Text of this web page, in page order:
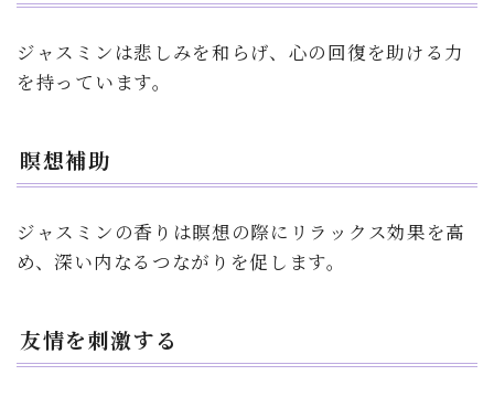
ジャスミンは悲しみを和らげ、心の回復を助ける力
を持っています。
瞑想補助
ジャスミンの香りは瞑想の際にリラックス効果を高
め、深い内なるつながりを促します。
友情を刺激する